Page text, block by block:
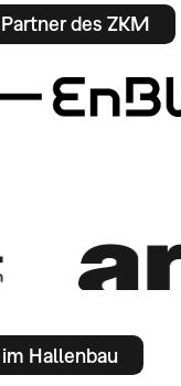
Partner des ZKM
Hallenbau